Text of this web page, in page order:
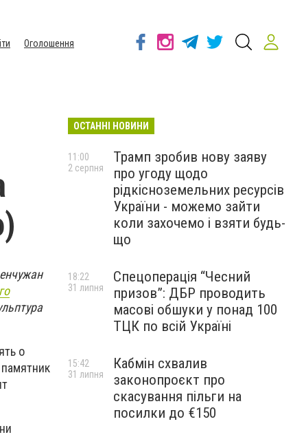
Оголошення
о
ОСТАННІ НОВИНИ
Трамп зробив нову заяву
про угоду щодо
рідкісноземельних ресурсів
України - можемо зайти
коли захочемо і взяти будь-
що
11:00
2 серпня
Спецоперація “Чесний
призов”: ДБР проводить
масові обшуки у понад 100
ТЦК по всій Україні
18:22
31 липня
Кабмін схвалив
законопроєкт про
скасування пільги на
посилки до €150
15:42
31 липня